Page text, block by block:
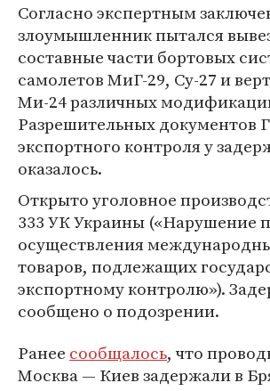
Согласно экспертным
злоумышленник пытался
составные части бортовых
самолетов МиГ-29, Су-27 и
Ми-24 различных
Разрешительных документов
экспортного контроля у
оказалось.
Открыто уголовное
333 УК Украины («Нарушение
осуществления
товаров, подлежащих
экспортному контролю»).
сообщено о подозрении.
Ранее сообщалось, что
Москва — Киев задержали в